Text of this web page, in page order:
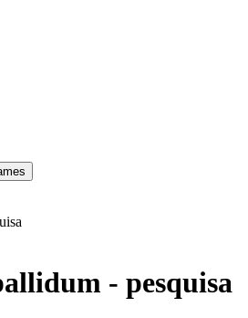
- pesquisa